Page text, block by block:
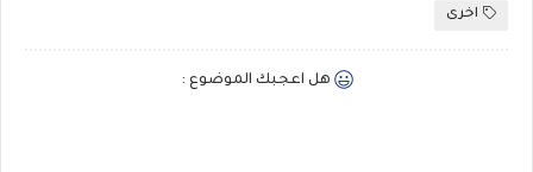
اخرى
هل اعجبك الموضوع :